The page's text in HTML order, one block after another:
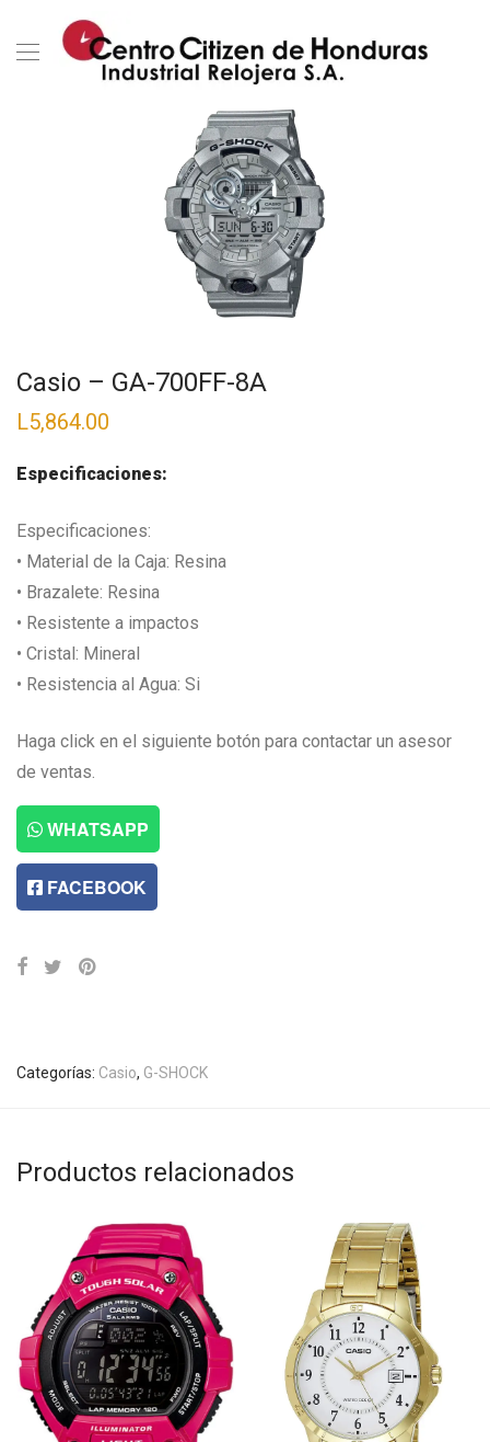
Casio – GA-700FF-8A
L5,864.00
Especificaciones:
Especificaciones:
• Material de la Caja: Resina
• Brazalete: Resina
• Resistente a impactos
• Cristal: Mineral
• Resistencia al Agua: Si
Haga click en el siguiente botón para contactar un asesor
de ventas.
WHATSAPP
FACEBOOK
Categorías: Casio, G-SHOCK
Productos relacionados